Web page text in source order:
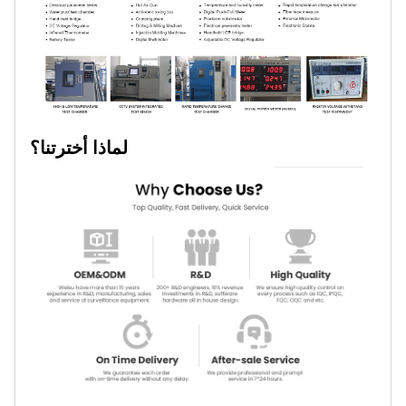
لماذا أخترتنا؟